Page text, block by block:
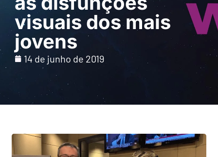
visuais dos mais
jovens
14 de junho de 2019